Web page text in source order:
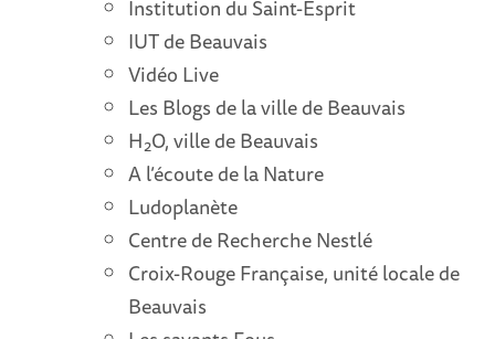
Institution du Saint-Esprit
IUT de Beauvais
Vidéo Live
Les Blogs de la ville de Beauvais
H2O, ville de Beauvais
A l’écoute de la Nature
Ludoplanète
Centre de Recherche Nestlé
Croix-Rouge Française, unité locale de
Beauvais